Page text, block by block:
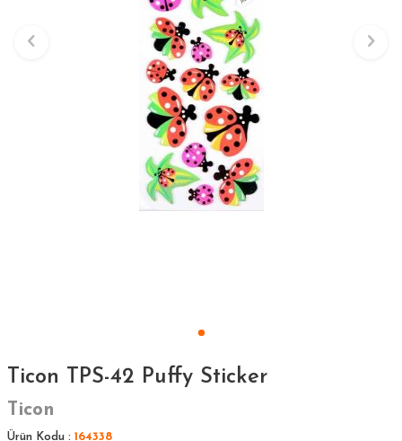
Ticon TPS-42 Puffy Sticker
Ticon
Ürün Kodu : 164338